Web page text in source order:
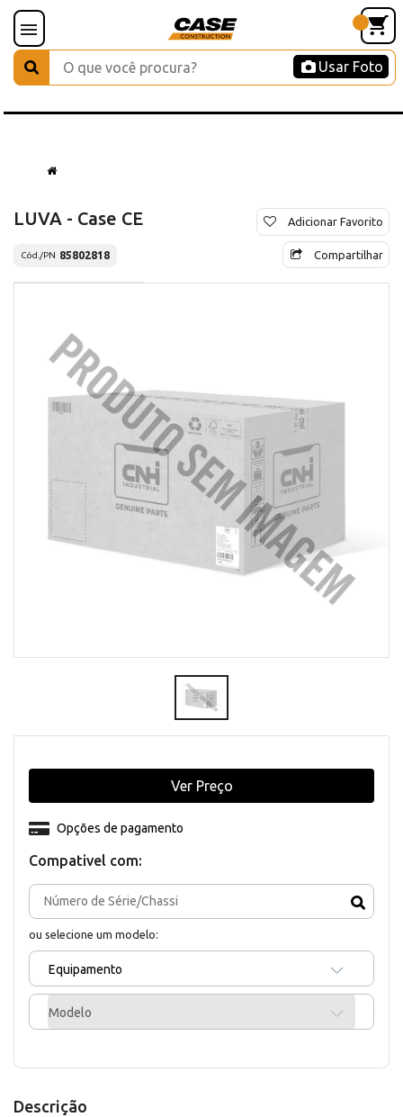
Usar Foto
LUVA - Case CE
Cód./PN 85802818
Adicionar Favorito
Compartilhar
Compativel com:
ou selecione um modelo:
Equipamento
Modelo
Opções de pagamento
Ver Preço
Descrição